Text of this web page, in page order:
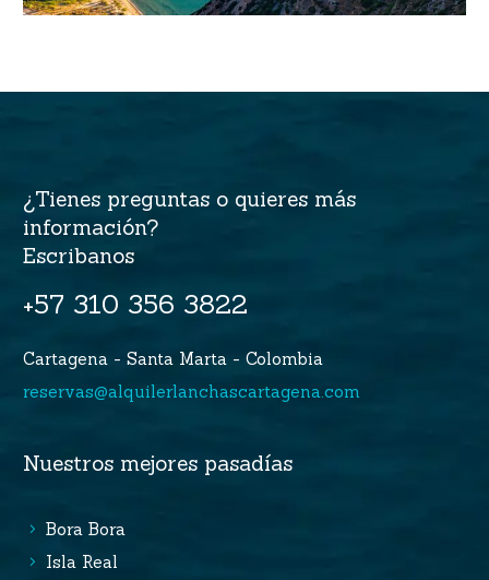
¿Tienes preguntas o quieres más
información?
Escribanos
+57 310 356 3822
Cartagena - Santa Marta - Colombia
reservas@alquilerlanchascartagena.com
Nuestros mejores pasadías
Bora Bora
Isla Real